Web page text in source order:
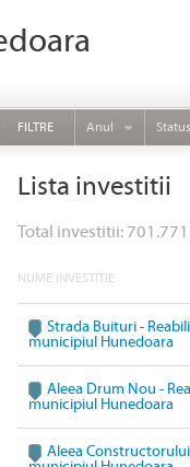
FILTRE Anul Status
Lista investitii
Total investitii:
NUME INVESTITIE
Strada Buituri -
municipiul Hunedoara
Aleea Drum Nou -
municipiul Hunedoara
Aleea